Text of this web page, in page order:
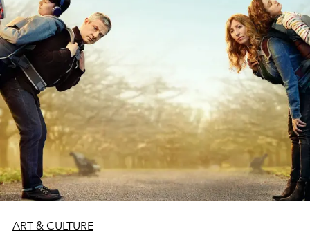
ART & CULTURE